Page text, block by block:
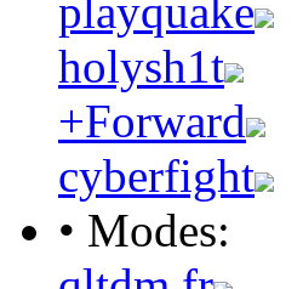
playquake
holysh1t
+Forward
cyberfight
• Modes: